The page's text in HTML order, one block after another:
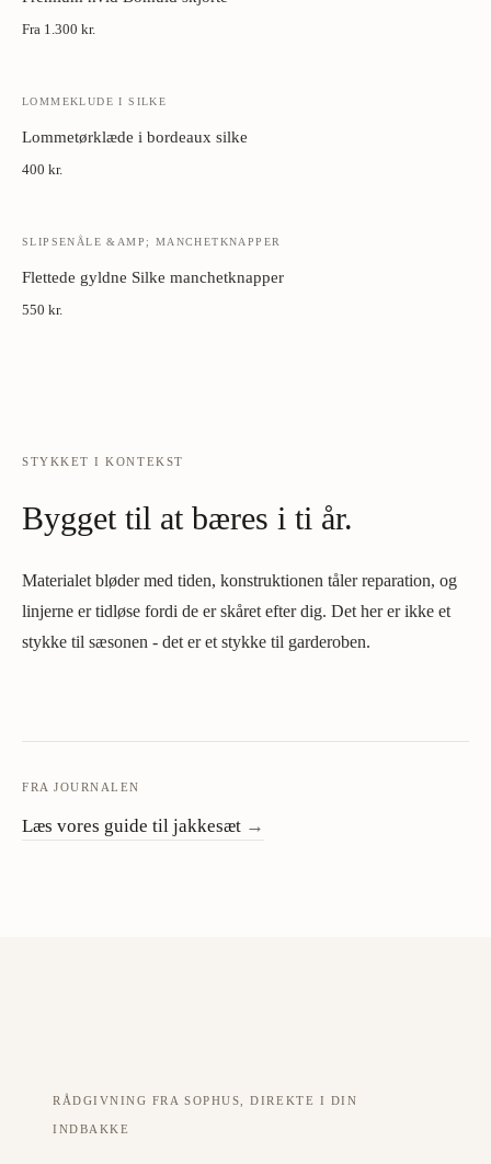
Fra 1.300 kr.
LOMMEKLUDE I SILKE
Lommetørklæde i bordeaux silke
400 kr.
SLIPSENÅLE &AMP; MANCHETKNAPPER
Flettede gyldne Silke manchetknapper
550 kr.
STYKKET I KONTEKST
Bygget til at bæres i ti år.
Materialet bløder med tiden, konstruktionen tåler reparation, og
linjerne er tidløse fordi de er skåret efter dig. Det her er ikke et
stykke til sæsonen - det er et stykke til garderoben.
FRA JOURNALEN
Læs vores guide til jakkesæt →
RÅDGIVNING FRA SOPHUS, DIREKTE I DIN
INDBAKKE